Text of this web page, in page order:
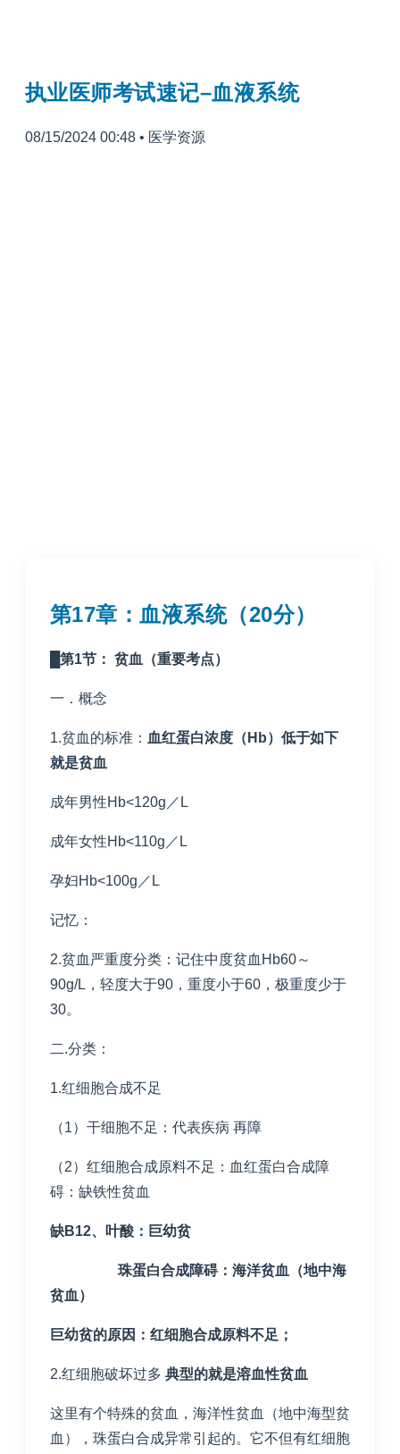
执业医师考试速记–血液系统
08/15/2024 00:48 • 医学资源
第17章：血液系统（20分）
第1节： 贫血（重要考点）
一．概念
1.贫血的标准： 血红蛋白浓度（ Hb）低于如下
就是贫血
成年男性Hb<120g／L
成年女性Hb<110g／L
孕妇Hb<100g／L
记忆：
2.贫血严重度分类：记住中度贫血Hb60～
90g/L，轻度大于90，重度小于60，极重度少于
30。
二.分类：
1.红细胞合成不足
（1）干细胞不足：代表疾病 再障
（2）红细胞合成原料不足：血红蛋白合成障
碍：缺铁性贫血
缺B12、叶酸：巨幼贫
珠蛋白合成障碍：海洋贫血（地中海
贫血）
巨幼贫的原因：红细胞合成原料不足；
2.红细胞破坏过多 典型的就是溶血性贫血
这里有个特殊的贫血，海洋性贫血（地中海型贫
血），珠蛋白合成异常引起的。它不但有红细胞